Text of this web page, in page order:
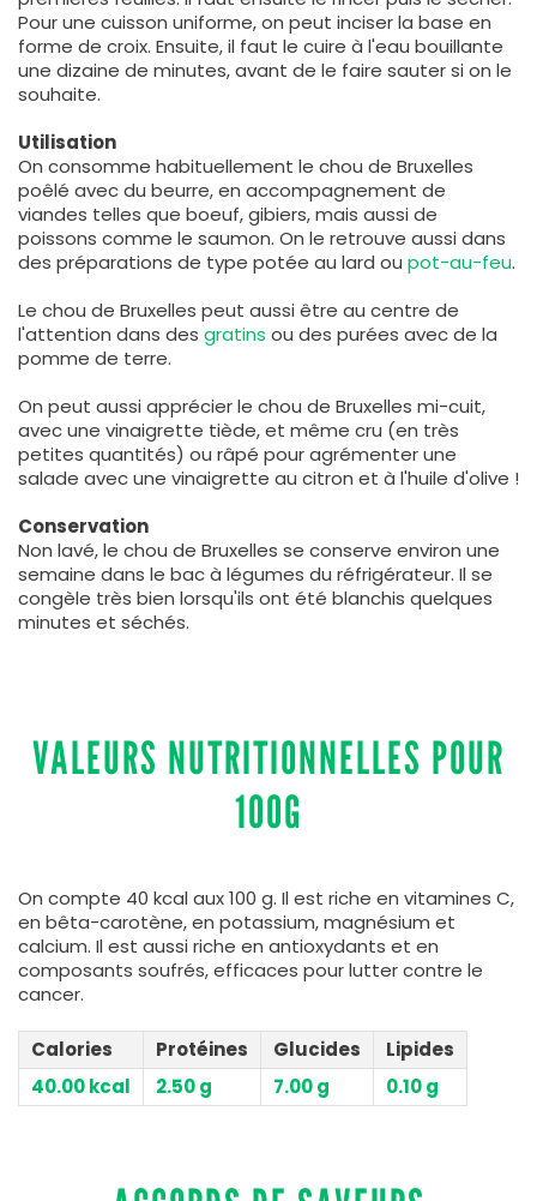
Pour une cuisson uniforme, on peut inciser la base en
forme de croix. Ensuite, il faut le cuire à l'eau bouillante
une dizaine de minutes, avant de le faire sauter si on le
souhaite.
Utilisation
On consomme habituellement le chou de Bruxelles
poêlé avec du beurre, en accompagnement de
viandes telles que boeuf, gibiers, mais aussi de
poissons comme le saumon. On le retrouve aussi dans
des préparations de type potée au lard ou pot-au-feu.
Le chou de Bruxelles peut aussi être au centre de
l'attention dans des gratins ou des purées avec de la
pomme de terre.
On peut aussi apprécier le chou de Bruxelles mi-cuit,
avec une vinaigrette tiède, et même cru (en très
petites quantités) ou râpé pour agrémenter une
salade avec une vinaigrette au citron et à l'huile d'olive !
Conservation
Non lavé, le chou de Bruxelles se conserve environ une
semaine dans le bac à légumes du réfrigérateur. Il se
congèle très bien lorsqu'ils ont été blanchis quelques
minutes et séchés.
VALEURS NUTRITIONNELLES POUR
100G
On compte 40 kcal aux 100 g. Il est riche en vitamines C,
en bêta-carotène, en potassium, magnésium et
calcium. Il est aussi riche en antioxydants et en
composants soufrés, efficaces pour lutter contre le
cancer.
Calories Protéines Glucides
Lipides
40.00 kcal
2.50 g 7.00 g 0.10 g